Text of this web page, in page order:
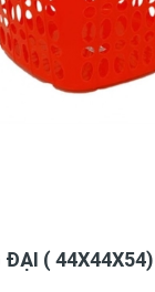
ĐẠI (